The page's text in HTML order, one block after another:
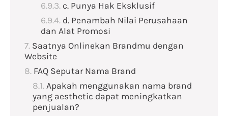
c. Punya Hak Eksklusif
d. Penambah Nilai Perusahaan
dan Alat Promosi
Saatnya Onlinekan Brandmu dengan
Website
FAQ Seputar Nama Brand
Apakah menggunakan nama brand
yang aesthetic dapat meningkatkan
penjualan?